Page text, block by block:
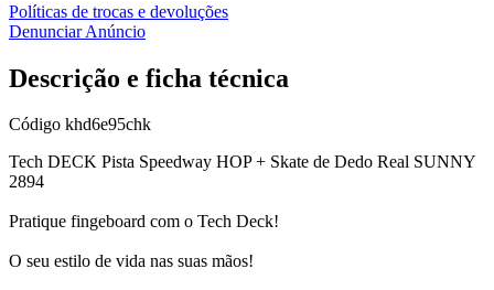
Políticas de trocas e devoluções
Denunciar Anúncio
Descrição e ficha técnica
Código khd6e95chk
Tech DECK Pista Speedway HOP + Skate de Dedo Real SUNNY
2894
Pratique fingeboard com o Tech Deck!
O seu estilo de vida nas suas mãos!